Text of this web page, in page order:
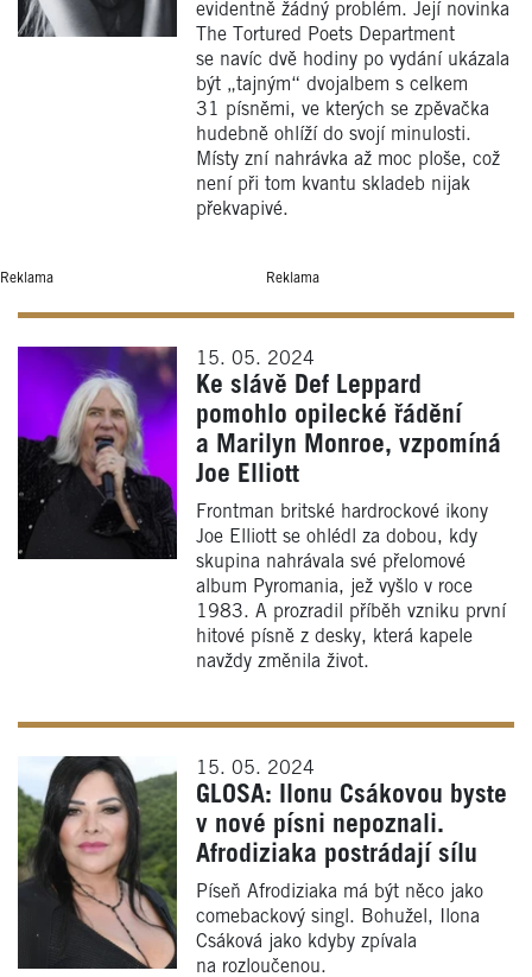
evidentně žádný problém. Její novinka
The Tortured Poets Department
se navíc dvě hodiny po vydání ukázala
být „tajným“ dvojalbem s celkem
31 písněmi, ve kterých se zpěvačka
hudebně ohlíží do svojí minulosti.
Místy zní nahrávka až moc ploše, což
není při tom kvantu skladeb nijak
překvapivé.
Reklama Reklama
15. 05. 2024
Ke slávě Def Leppard
pomohlo opilecké řádění
a Marilyn Monroe, vzpomíná
Joe Elliott
Frontman britské hardrockové ikony
Joe Elliott se ohlédl za dobou, kdy
skupina nahrávala své přelomové
album Pyromania, jež vyšlo v roce
1983. A prozradil příběh vzniku první
hitové písně z desky, která kapele
navždy změnila život.
15. 05. 2024
GLOSA: Ilonu Csákovou byste
v nové písni nepoznali.
Afrodiziaka postrádají sílu
Píseň Afrodiziaka má být něco jako
comebackový singl. Bohužel, Ilona
Csáková jako kdyby zpívala
na rozloučenou.